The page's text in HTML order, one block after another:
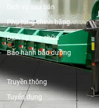
Dịch vụ sau bán
Phụ tùng chính hãng
Dịch vụ sửa chữa
Bảo hành bảo dưỡng
Truyền thông
Tuyển dụng